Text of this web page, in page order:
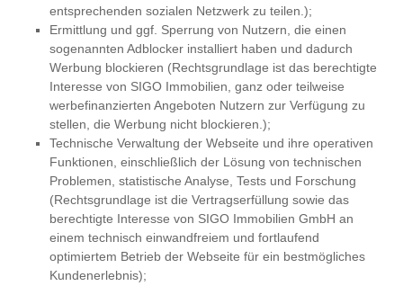
entsprechenden sozialen Netzwerk zu teilen.);
Ermittlung und ggf. Sperrung von Nutzern, die einen
sogenannten Adblocker installiert haben und dadurch
Werbung blockieren (Rechtsgrundlage ist das berechtigte
Interesse von SIGO Immobilien, ganz oder teilweise
werbefinanzierten Angeboten Nutzern zur Verfügung zu
stellen, die Werbung nicht blockieren.);
Technische Verwaltung der Webseite und ihre operativen
Funktionen, einschließlich der Lösung von technischen
Problemen, statistische Analyse, Tests und Forschung
(Rechtsgrundlage ist die Vertragserfüllung sowie das
berechtigte Interesse von SIGO Immobilien GmbH an
einem technisch einwandfreiem und fortlaufend
optimiertem Betrieb der Webseite für ein bestmögliches
Kundenerlebnis);